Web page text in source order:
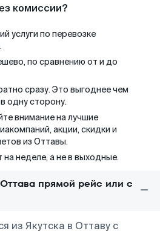
комиссии?
услуги по перевозке
по сравнению от и до
сразу. Это выгоднее чем
одну сторону.
внимание на лучшие
акции, скидки и
из Оттавы.
на неделе, а не в выходные.
прямой рейс или с
из Якутска в Оттаву с